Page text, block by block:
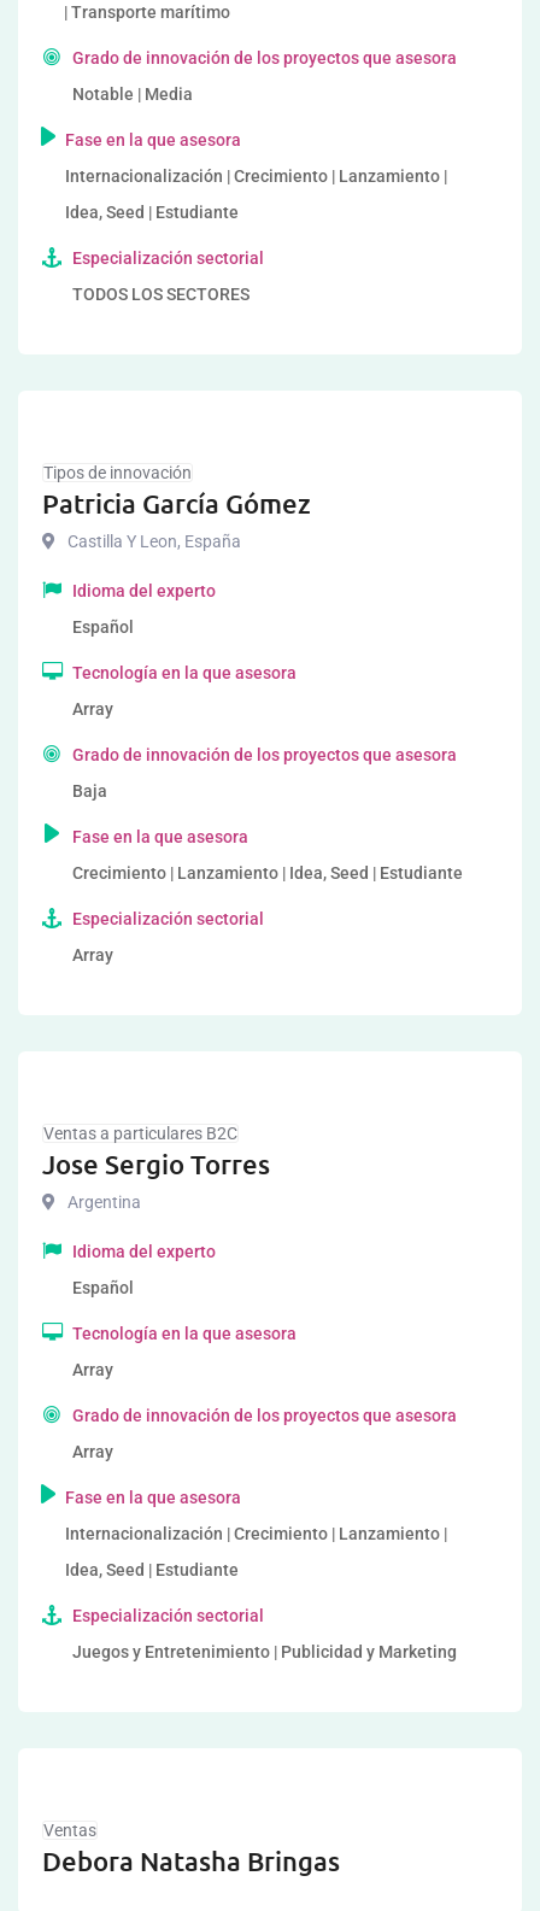
| Transporte marítimo
Grado de innovación de los proyectos que asesora
Notable | Media
Fase en la que asesora
Internacionalización | Crecimiento | Lanzamiento |
Idea, Seed | Estudiante
Especialización sectorial
TODOS LOS SECTORES
Tipos de innovación
Patricia García Gómez
Castilla Y Leon, España
Idioma del experto
Español
Tecnología en la que asesora
Array
Grado de innovación de los proyectos que asesora
Baja
Fase en la que asesora
Crecimiento | Lanzamiento | Idea, Seed | Estudiante
Especialización sectorial
Array
Ventas a particulares B2C
Jose Sergio Torres
Argentina
Idioma del experto
Español
Tecnología en la que asesora
Array
Grado de innovación de los proyectos que asesora
Array
Fase en la que asesora
Internacionalización | Crecimiento | Lanzamiento |
Idea, Seed | Estudiante
Especialización sectorial
Juegos y Entretenimiento | Publicidad y Marketing
Ventas
Debora Natasha Bringas